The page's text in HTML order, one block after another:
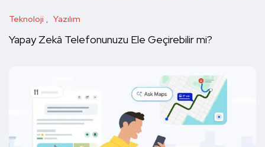
Teknoloji Yazılım
Yapay Zekâ Telefonunuzu Ele Geçirebilir mi?